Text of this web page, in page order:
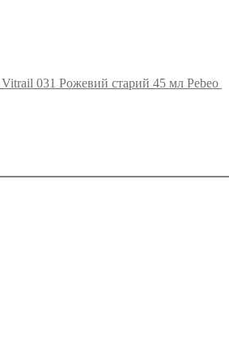
031 Рожевий старий 45 мл Pebeo